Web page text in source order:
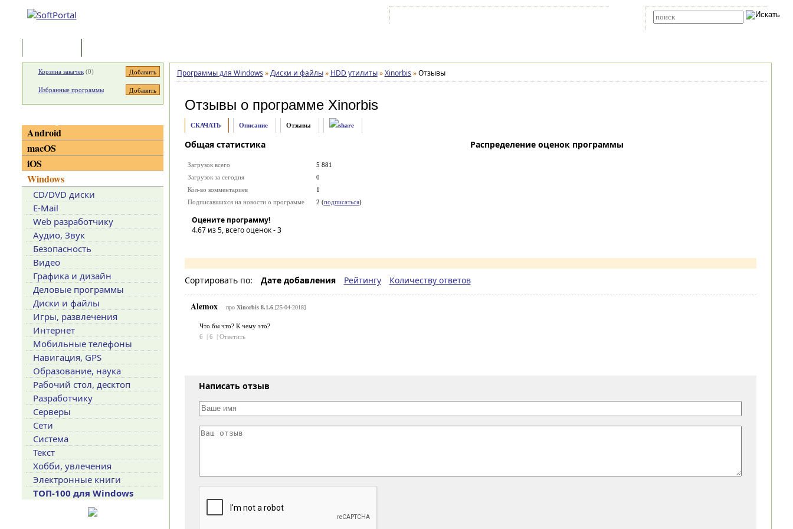
Программы для Windows » Диски и файлы » HDD утилиты » Xinorbis » Отзывы
Отзывы о программе Xinorbis
СКАЧАТЬ Описание Отзывы
Общая статистика
Загрузок всего
5 881
Загрузок за сегодня
0
Кол-во комментариев
1
Подписавшихся на новости о программе
2 (подписаться)
Оцените программу!
4.67из 5, всего оценок -3
Распределение оценок программы
Сортировать по: Дате добавления Рейтингу Количеству ответов
Alemox про Xinorbis 8.1.6[25-04-2018]
Что бы что? К чему это?
6
| 6 | Ответить
Написать отзыв
Корзина закачек(0)
Избранные программы
Android
macOS
iOS
Windows
CD/DVD диски
E-Mail
Web разработчику
Аудио, Звук
Безопасность
Видео
Графика и дизайн
Деловые программы
Диски и файлы
Игры, развлечения
Интернет
Мобильные телефоны
Навигация, GPS
Образование, наука
Рабочий стол, десктоп
Разработчику
Серверы
Сети
Система
Текст
Хобби, увлечения
Электронные книги
ТОП-100 для Windows